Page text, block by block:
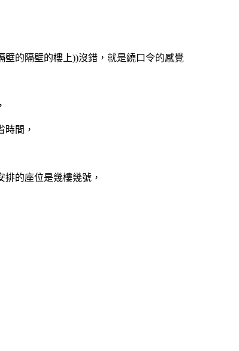
的隔壁的樓上))沒錯，就是繞口令的感覺
時間，
的座位是幾樓幾號，